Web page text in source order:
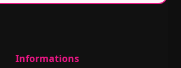
Informations